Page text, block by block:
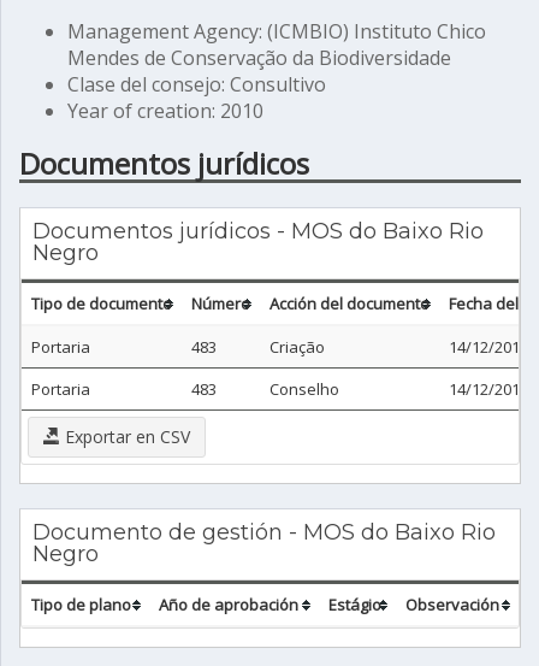
Management Agency: (ICMBIO) Instituto Chico
Mendes de Conservação da Biodiversidade
Clase del consejo: Consultivo
Year of creation: 2010
Documentos jurídicos
Documentos jurídicos - MOS do Baixo Rio
Negro
Tipo de documento Número Acción del documento
Fecha del
Portaria
483 Criação
14/12/2010
Portaria
483 Conselho 14/12/2010
Exportar en CSV
Documento de gestión - MOS do Baixo Rio
Negro
Tipo de plano Año de aprobación Estágio Observación